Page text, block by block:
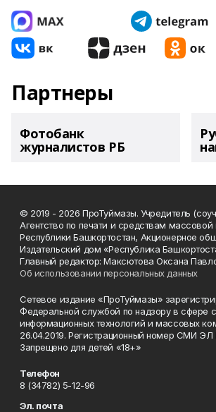
Партнеры
Фотобанк
журналистов РБ
© 2019 - 2026 ПроТуймазы. Учредитель
Агентство по печати и средствам
Республики Башкортостан, Акционерное
Издательский дом «Республика
Главный редактор: Максютова Оксана
Об использовании персональных данных
Сетевое издание «ПроТуймазы»
Федеральной службой по надзору в сфере
информационных технологий и массовых
26.04.2019. Регистрационный номер СМИ
Запрещено для детей «18+»
Телефон
8 (34782) 5-12-96
Эл. почта